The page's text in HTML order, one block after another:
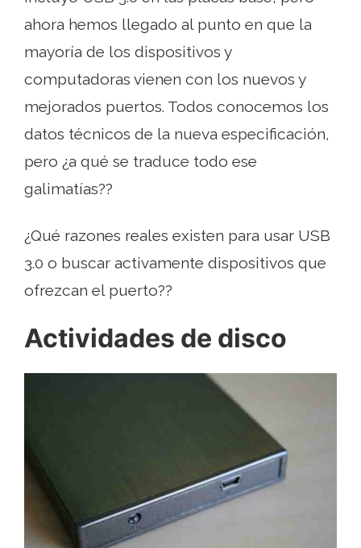
ahora hemos llegado al punto en que la
mayoría de los dispositivos y
computadoras vienen con los nuevos y
mejorados puertos. Todos conocemos los
datos técnicos de la nueva especificación,
pero ¿a qué se traduce todo ese
galimatías??
¿Qué razones reales existen para usar USB
3.0 o buscar activamente dispositivos que
ofrezcan el puerto??
Actividades de disco